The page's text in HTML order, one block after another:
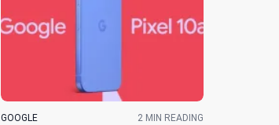
GOOGLE 2 MIN READING